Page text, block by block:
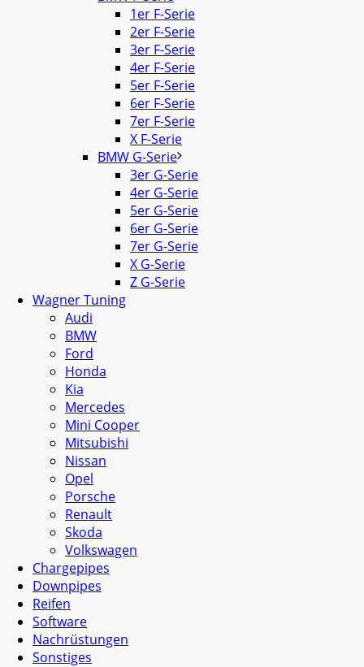
1er F-Serie
2er F-Serie
3er F-Serie
4er F-Serie
5er F-Serie
6er F-Serie
7er F-Serie
X F-Serie
BMW G-Serie
3er G-Serie
4er G-Serie
5er G-Serie
6er G-Serie
7er G-Serie
X G-Serie
Z G-Serie
Wagner Tuning
Audi
BMW
Ford
Honda
Kia
Mercedes
Mini Cooper
Mitsubishi
Nissan
Opel
Porsche
Renault
Skoda
Volkswagen
Chargepipes
Downpipes
Reifen
Software
Nachrüstungen
Sonstiges